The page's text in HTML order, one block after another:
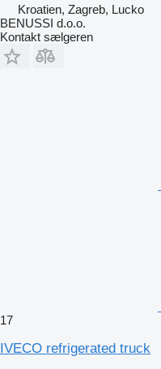
Kroatien, Zagreb, Lucko
BENUSSI d.o.o.
Kontakt sælgeren
17
IVECO refrigerated truck